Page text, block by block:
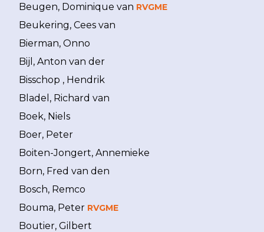
Beugen, Dominique van RVGME
Beukering, Cees van
Bierman, Onno
Bijl, Anton van der
Bisschop , Hendrik
Bladel, Richard van
Boek, Niels
Boer, Peter
Boiten-Jongert, Annemieke
Born, Fred van den
Bosch, Remco
Bouma, Peter RVGME
Boutier, Gilbert